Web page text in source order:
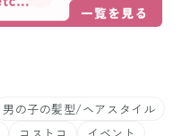
男の子の髪型/ヘアスタイル